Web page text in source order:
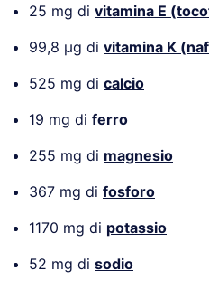
25 mg di vitamina E
99,8 µg di vitamina K
525 mg di calcio
19 mg di ferro
255 mg di magnesio
367 mg di fosforo
1170 mg di potassio
52 mg di sodio